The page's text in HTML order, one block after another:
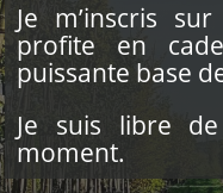
Je m’inscris
profite en
puissante base
Je suis libre
moment.